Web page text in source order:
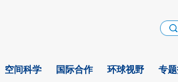
空间科学 国际合作 环球视野 专